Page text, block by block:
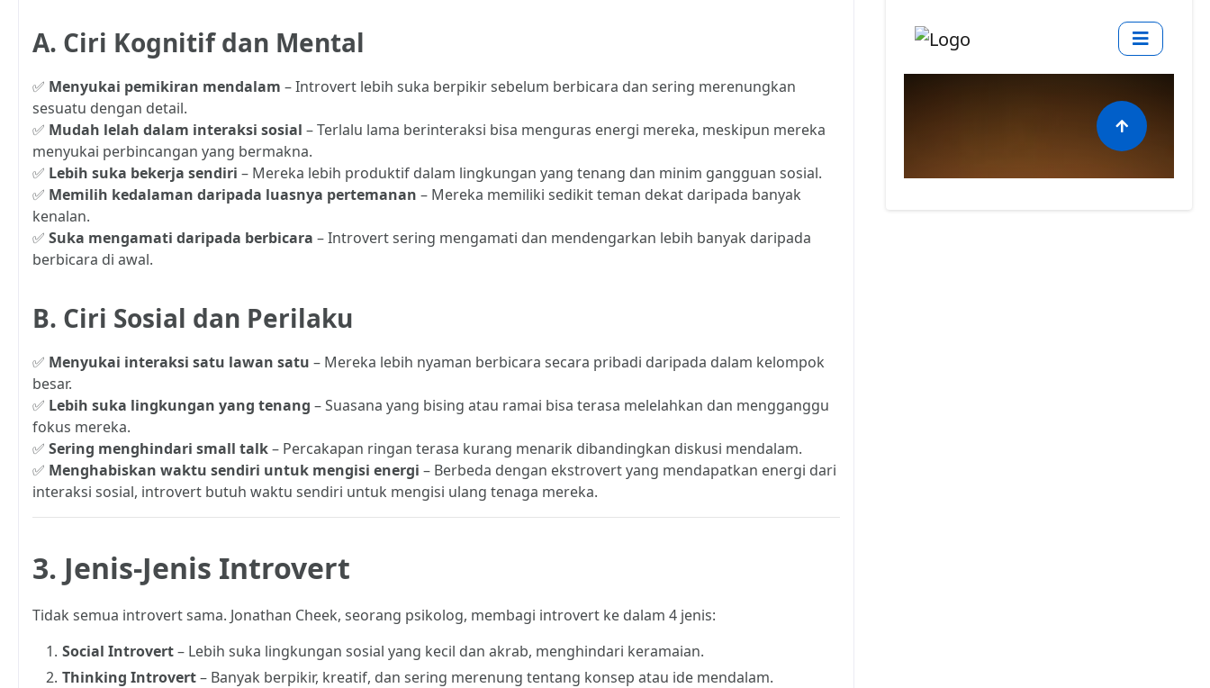
A. Ciri Kognitif dan Mental
✅ Menyukai pemikiran mendalam – Introvert lebih suka berpikir sebelum berbicara dan sering merenungkan
sesuatu dengan detail.
✅ Mudah lelah dalam interaksi sosial – Terlalu lama berinteraksi bisa menguras energi mereka, meskipun mereka
menyukai perbincangan yang bermakna.
✅ Lebih suka bekerja sendiri – Mereka lebih produktif dalam lingkungan yang tenang dan minim gangguan sosial.
✅ Memilih kedalaman daripada luasnya pertemanan – Mereka memiliki sedikit teman dekat daripada banyak
kenalan.
✅ Suka mengamati daripada berbicara – Introvert sering mengamati dan mendengarkan lebih banyak daripada
berbicara di awal.
B. Ciri Sosial dan Perilaku
✅ Menyukai interaksi satu lawan satu – Mereka lebih nyaman berbicara secara pribadi daripada dalam kelompok
besar.
✅ Lebih suka lingkungan yang tenang – Suasana yang bising atau ramai bisa terasa melelahkan dan mengganggu
fokus mereka.
✅ Sering menghindari small talk– Percakapan ringan terasa kurang menarik dibandingkan diskusi mendalam.
✅ Menghabiskan waktu sendiri untuk mengisi energi – Berbeda dengan ekstrovert yang mendapatkan energi dari
interaksi sosial, introvert butuh waktu sendiri untuk mengisi ulang tenaga mereka.
3. Jenis-Jenis Introvert
Tidak semua introvert sama. Jonathan Cheek, seorang psikolog, membagi introvert ke dalam 4 jenis:
Social Introvert– Lebih suka lingkungan sosial yang kecil dan akrab, menghindari keramaian.
Thinking Introvert– Banyak berpikir, kreatif, dan sering merenung tentang konsep atau ide mendalam.